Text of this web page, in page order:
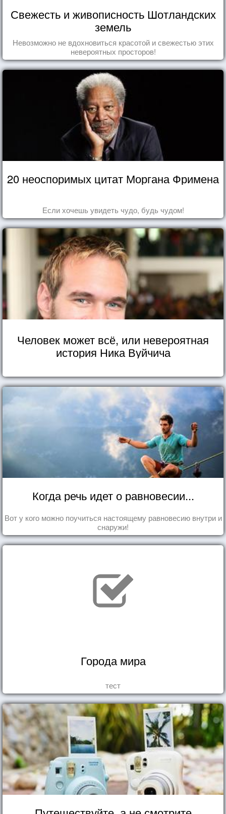
Свежесть и живописность Шотландских
земель
Невозможно не вдохновиться красотой и свежестью этих
невероятных просторов!
20 неоспоримых цитат Моргана Фримена
Если хочешь увидеть чудо, будь чудом!
Человек может всё, или невероятная
история Ника Вуйчича
Когда речь идет о равновесии...
Вот у кого можно поучиться настоящему равновесию внутри и
снаружи!
Города мира
тест